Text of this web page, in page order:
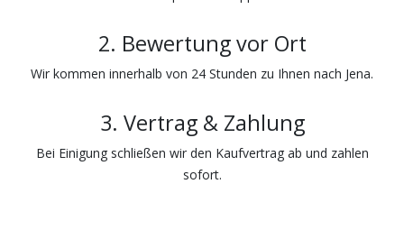
2. Bewertung vor Ort
Wir kommen innerhalb von 24 Stunden zu Ihnen nach Jena.
3. Vertrag & Zahlung
Bei Einigung schließen wir den Kaufvertrag ab und zahlen
sofort.